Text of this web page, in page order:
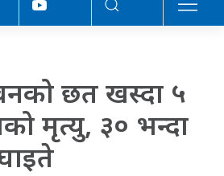
छत खस्दा ५
मृत्यु, ३० भन्दा